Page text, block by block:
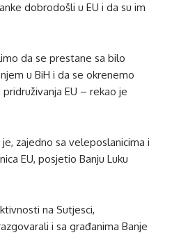
dobrodošli u EU i da su im
da se prestane sa bilo
u BiH i da se okrenemo
EU – rekao je
zajedno sa veleposlanicima i
EU, posjetio Banju Luku
na Sutjesci,
i sa građanima Banje